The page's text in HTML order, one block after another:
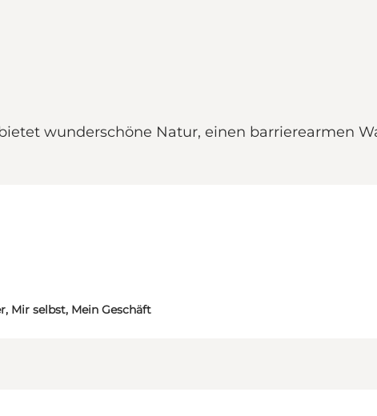
wunderschöne Natur, einen barrierearmen
Mir selbst, Mein Geschäft